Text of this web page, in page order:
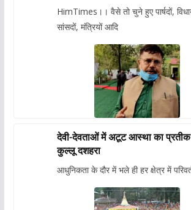
HimTimes।। वैसे तो चुने हुए पार्षदों,
सांसदों, मंत्रियों आदि
देवी-देवताओं में अटूट आस्था का
कुल्लू दशहरा
आधुनिकता के दौर में भले ही हर क्षेत्र में